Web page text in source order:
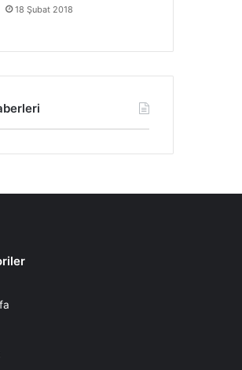
18 Şubat 2018